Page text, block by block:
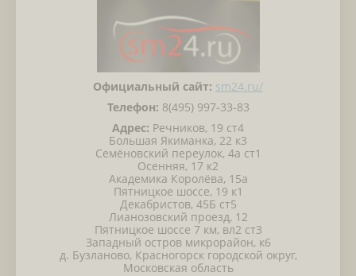
Официальный сайт: sm24.ru/
Телефон: 8(495) 997‒33‒83
Адрес: Речников, 19 ст4
Большая Якиманка, 22 к3
Семёновский переулок, 4а ст1
Осенняя, 17 к2
Академика Королёва, 15а
Пятницкое шоссе, 19 к1
Декабристов, 45Б ст5
Лианозовский проезд, 12
Пятницкое шоссе 7 км, вл2 ст3
Западный остров микрорайон, к6
д. Бузланово, Красногорск городской округ,
Московская область